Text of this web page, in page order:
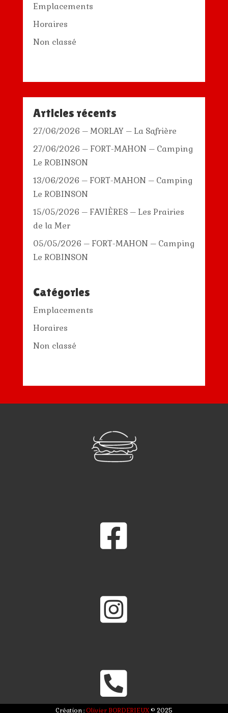
Emplacements
Horaires
Non classé
Articles récents
27/06/2026 – MORLAY – La Safrière
27/06/2026 – FORT-MAHON – Camping
Le ROBINSON
13/06/2026 – FORT-MAHON – Camping
Le ROBINSON
15/05/2026 – FAVIÈRES – Les Prairies
de la Mer
05/05/2026 – FORT-MAHON – Camping
Le ROBINSON
Catégories
Emplacements
Horaires
Non classé



Création :Olivier BORDERIEUX© 2025